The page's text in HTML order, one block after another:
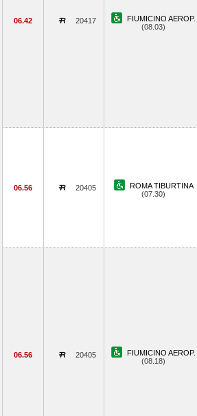
06.42 20417
FIUMICINO AEROP.
(08.03)
06.56 20405
ROMA TIBURTINA
(07.30)
06.56 20405
FIUMICINO AEROP.
(08.18)